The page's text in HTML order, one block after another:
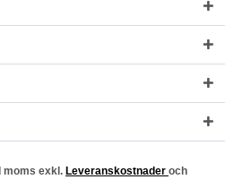
moms exkl. Leveranskostnader och